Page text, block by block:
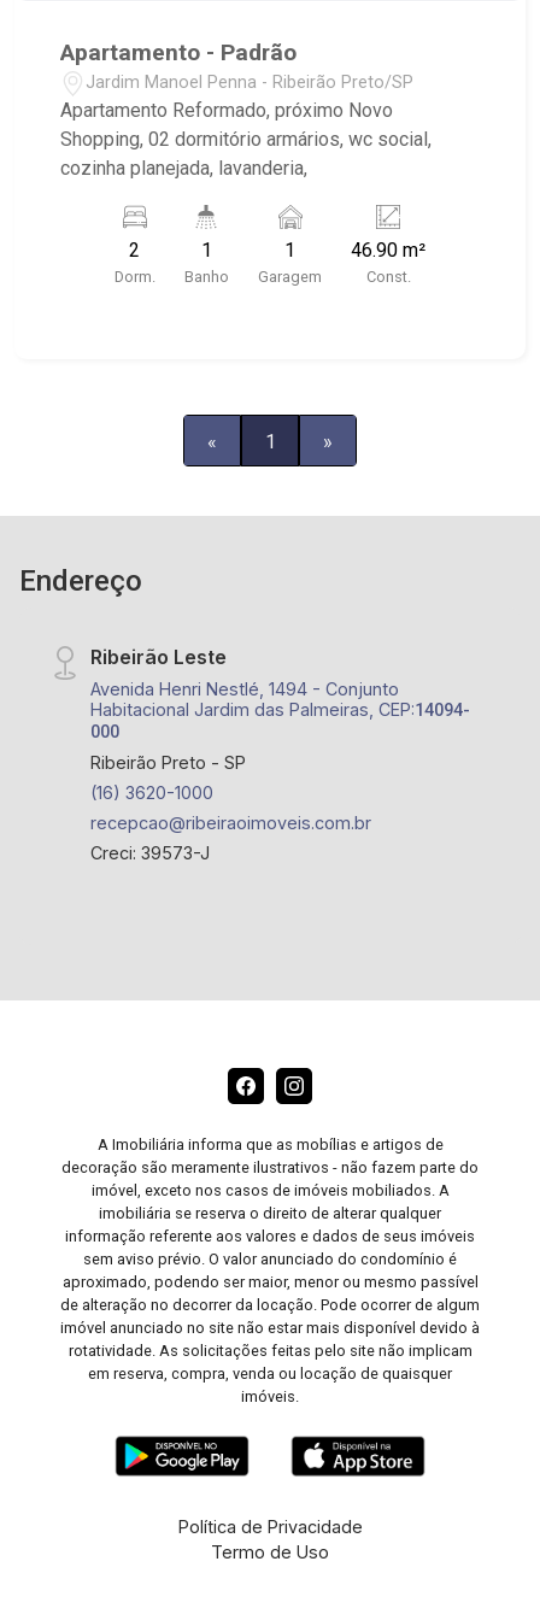
Apartamento - Padrão
Jardim Manoel Penna - Ribeirão Preto/SP
Apartamento Reformado, próximo Novo
Shopping, 02 dormitório armários, wc social,
cozinha planejada, lavanderia,
2
Dorm.
1
Banho
1
Garagem
46.90 m²
Const.
« 1 »
Endereço
Ribeirão Leste
Avenida Henri Nestlé, 1494 - Conjunto
Habitacional Jardim das Palmeiras, CEP:14094-
000
Ribeirão Preto - SP
(16) 3620-1000
recepcao@ribeiraoimoveis.com.br
Creci: 39573-J
A Imobiliária informa que as mobílias e artigos de
decoração são meramente ilustrativos - não fazem parte do
imóvel, exceto nos casos de imóveis mobiliados. A
imobiliária se reserva o direito de alterar qualquer
informação referente aos valores e dados de seus imóveis
sem aviso prévio. O valor anunciado do condomínio é
aproximado, podendo ser maior, menor ou mesmo passível
de alteração no decorrer da locação. Pode ocorrer de algum
imóvel anunciado no site não estar mais disponível devido à
rotatividade. As solicitações feitas pelo site não implicam
em reserva, compra, venda ou locação de quaisquer
imóveis.
Política de Privacidade
Termo de Uso